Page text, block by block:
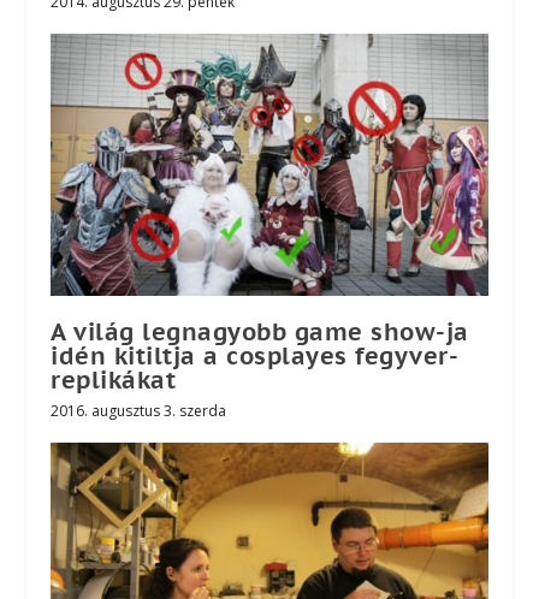
A világ legnagyobb game show-ja
idén kitiltja a cosplayes fegyver-
replikákat
2016. augusztus 3. szerda